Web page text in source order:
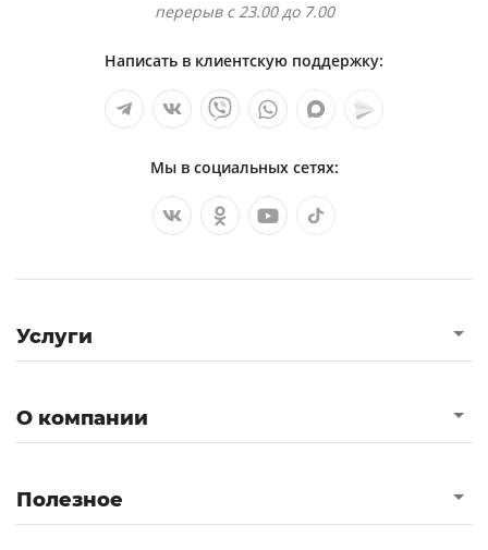
перерыв с 23.00 до 7.00
Написать в клиентскую поддержку:
Мы в социальных сетях:
Услуги
О компании
Полезное